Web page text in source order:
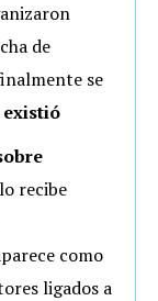
de
se
existió
recibe
como
ligados a